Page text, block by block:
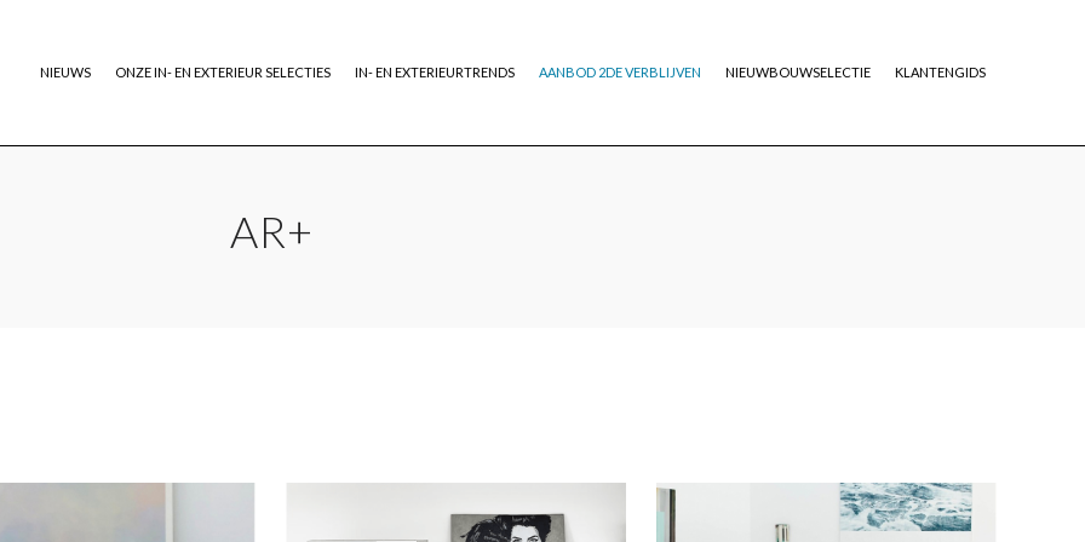
NIEUWS ONZE IN- EN EXTERIEUR SELECTIES IN- EN EXTERIEURTRENDS AANBOD 2DE VERBLIJVEN NIEUWBOUWSELECTIE KLANTENGIDS
AR+